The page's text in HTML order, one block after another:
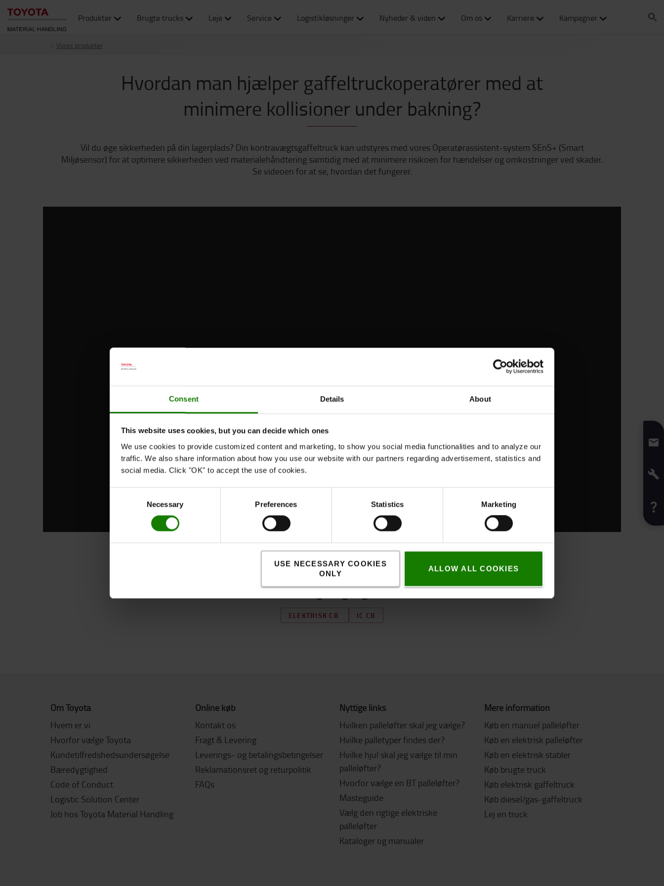
Consent Details About
This website uses cookies, but you can decide which ones
We use cookies to provide customized content and marketing, to show you social media functionalities and to analyze our
traffic. We also share information about how you use our website with our partners regarding advertisement, statistics and
social media. Click "OK" to accept the use of cookies.
Necessary Preferences Statistics Marketing
USE NECESSARY COOKIES
ONLY
ALLOW ALL COOKIES
Produkter Brugte trucks Leje Service Logistikløsninger Nyheder & viden Om os Karriere Kampagner
Vores produkter
Hvordan man hjælper gaffeltruckoperatører med at
minimere kollisioner under bakning?
Vil du øge sikkerheden på din lagerplads? Din kontravægtsgaffeltruck kan udstyres med vores Operatørassistent-system SEnS+ (Smart
Miljøsensor) for at optimere sikkerheden ved materialehåndtering samtidig med at minimere risikoen for hændelser og omkostninger ved skader.
Se videoen for at se, hvordan det fungerer.
Interesseret?
Udforsk trucks tilgængelige med SEnS+.
ELEKTRISK CB IC CB
Om Toyota
Hvem er vi
Hvorfor vælge Toyota
Kundetilfredshedsundersøgelse
Bæredygtighed
Code of Conduct
Logistic Solution Center
Job hos Toyota Material Handling
Online køb
Kontakt os
Fragt & Levering
Leverings- og betalingsbetingelser
Reklamationsret og returpolitik
FAQs
Nyttige links
Hvilken palleløfter skal jeg vælge?
Hvilke palletyper findes der?
Hvilke hjul skal jeg vælge til min
palleløfter?
Hvorfor vælge en BT palleløfter?
Masteguide
Vælg den rigtige elektriske
palleløfter
Kataloger og manualer
Mere information
Køb en manuel palleløfter
Køb en elektrisk palleløfter
Køb en elektrisk stabler
Køb brugte truck
Køb elektrisk gaffeltruck
Køb diesel/gas-gaffeltruck
Lej en truck